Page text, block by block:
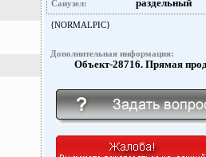
Санузел: раздельный
{NORMALPIC}
Дополнительная информация:
Объект-28716. Прямая